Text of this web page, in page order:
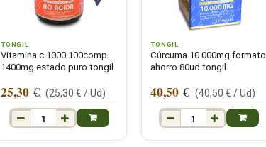
TONGIL
Vitamina c 1000 100comp
1400mg estado puro tongil
25,30 € (25,30 € /Ud)
TONGIL
Cúrcuma 10.000mg formato
ahorro 80ud tongil
40,50 € (40,50 € /Ud)